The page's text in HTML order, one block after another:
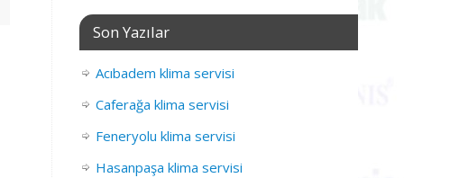
Son Yazılar
Acıbadem klima servisi
Caferağa klima servisi
Feneryolu klima servisi
Hasanpaşa klima servisi